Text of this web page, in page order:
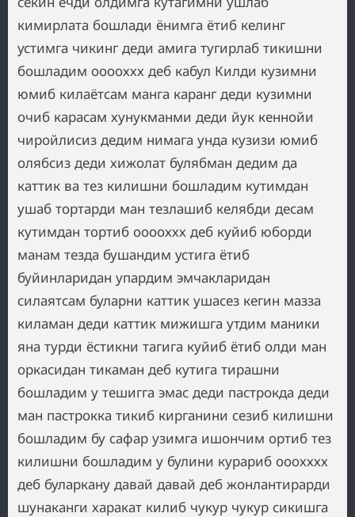
кимирлата бошлади ёнимга ётиб келинг
устимга чикинг деди амига тугирлаб тикишни
бошладим ооооххх деб кабул Килди кузимни
юмиб килаётсам манга каранг деди кузимни
очиб карасам хунукманми деди йук кеннойи
чиройлисиз дедим нимага унда кузизи юмиб
олябсиз деди хижолат булябман дедим да
каттик ва тез килишни бошладим кутимдан
ушаб тортарди ман тезлашиб келябди десам
кутимдан тортиб ооооххх деб куйиб юборди
манам тезда бушандим устига ётиб
буйинларидан упардим эмчакларидан
силаятсам буларни каттик ушасез кегин мазза
киламан деди каттик мижишга утдим маники
яна турди ёстикни тагига куйиб ётиб олди ман
оркасидан тикаман деб кутига тирашни
бошладим у тешигга эмас деди пастрокда деди
ман пастрокка тикиб кирганини сезиб килишни
бошладим бу сафар узимга ишончим ортиб тез
килишни бошладим у булини курариб ооохххх
деб буларкану давай давай деб жонлантирарди
шунаканги харакат килиб чукур чукур сикишга